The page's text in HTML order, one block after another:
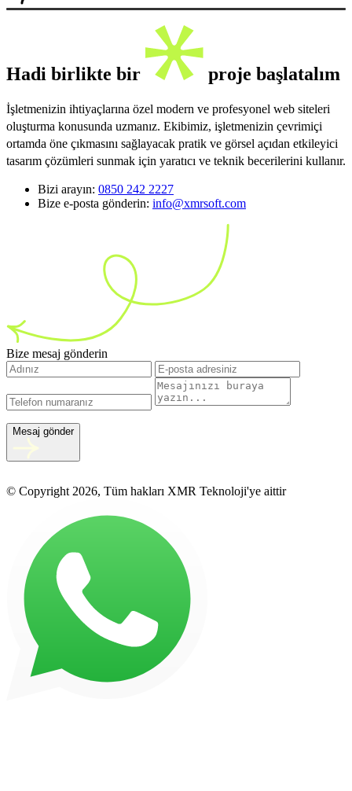
Hadi birlikte bir proje başlatalım
İşletmenizin ihtiyaçlarına özel modern ve profesyonel web siteleri
oluşturma konusunda uzmanız. Ekibimiz, işletmenizin çevrimiçi
ortamda öne çıkmasını sağlayacak pratik ve görsel açıdan etkileyici
tasarım çözümleri sunmak için yaratıcı ve teknik becerilerini kullanır.
Bizi arayın: 0850 242 2227
Bize e-posta gönderin: info@xmrsoft.com
Bize mesaj gönderin
Mesaj gönder
© Copyright 2026, Tüm hakları XMR Teknoloji'ye aittir